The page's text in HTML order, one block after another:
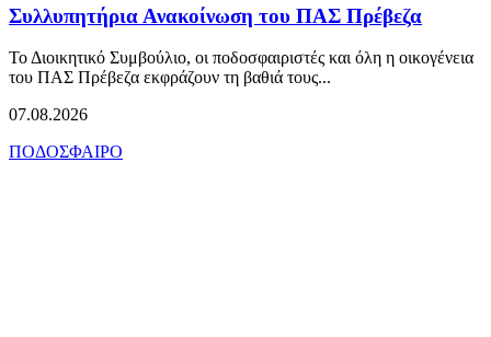
Συλλυπητήρια Ανακοίνωση του ΠΑΣ Πρέβεζα
Το Διοικητικό Συμβούλιο, οι ποδοσφαιριστές και όλη η οικογένεια
του ΠΑΣ Πρέβεζα εκφράζουν τη βαθιά τους...
07.08.2026
ΠΟΔΟΣΦΑΙΡΟ